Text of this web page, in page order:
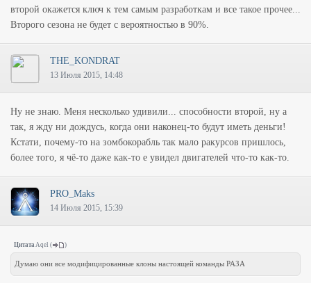
второй окажется ключ к тем самым разработкам и все такое прочее...
Второго сезона не будет с вероятностью в 90%.
THE_KONDRAT
13 Июля 2015, 14:48
Ну не знаю. Меня несколько удивили... способности второй, ну а
так, я жду ни дождусь, когда они наконец-то будут иметь деньги!
Кстати, почему-то на зомбокорабль так мало ракурсов пришлось,
более того, я чё-то даже как-то е увидел двигателей что-то как-то.
PRO_Maks
14 Июля 2015, 15:39
Цитата Aqel ( )
Думаю они все модифицированные клоны настоящей команды РАЗА